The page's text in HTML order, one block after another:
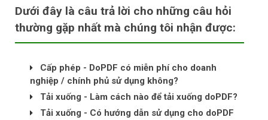
Dưới đây là câu trả lời cho những câu hỏi
thường gặp nhất mà chúng tôi nhận được:
Cấp phép - DoPDF có miễn phí cho doanh
nghiệp / chính phủ sử dụng không?
Tải xuống - Làm cách nào để tải xuống doPDF?
Tải xuống - Có hướng dẫn sử dụng cho doPDF